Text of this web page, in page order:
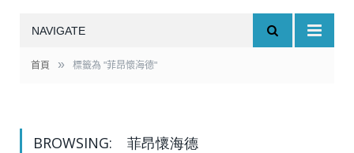
NAVIGATE
首頁 » 標籤為 "菲昂懷海德"
BROWSING: 菲昂懷海德